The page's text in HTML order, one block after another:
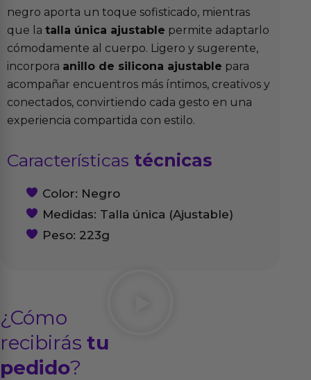
negro aporta un toque sofisticado, mientras
que la talla única ajustable permite adaptarlo
cómodamente al cuerpo. Ligero y sugerente,
incorpora anillo de silicona ajustable para
acompañar encuentros más íntimos, creativos y
conectados, convirtiendo cada gesto en una
experiencia compartida con estilo.
Características técnicas
Color: Negro
Medidas: Talla única (Ajustable)
Peso: 223g
¿Cómo
recibirás tu
pedido?